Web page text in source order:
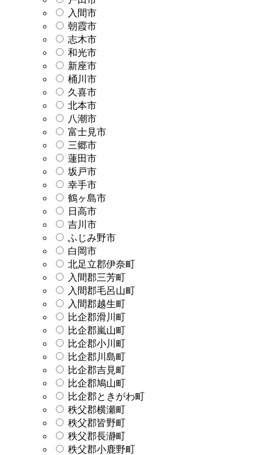
入間市
朝霞市
志木市
和光市
新座市
桶川市
久喜市
北本市
八潮市
富士見市
三郷市
蓮田市
坂戸市
幸手市
鶴ヶ島市
日高市
吉川市
ふじみ野市
白岡市
北足立郡伊奈町
入間郡三芳町
入間郡毛呂山町
入間郡越生町
比企郡滑川町
比企郡嵐山町
比企郡小川町
比企郡川島町
比企郡吉見町
比企郡鳩山町
比企郡ときがわ町
秩父郡横瀬町
秩父郡皆野町
秩父郡長瀞町
秩父郡小鹿野町